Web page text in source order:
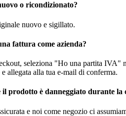
o ricondizionato?
nuovo e sigillato.
fattura come azienda?
seleziona "Ho una partita IVA"
allegata alla tua e-mail di conferma.
il prodotto è danneggiato durante la
e noi come negozio ci